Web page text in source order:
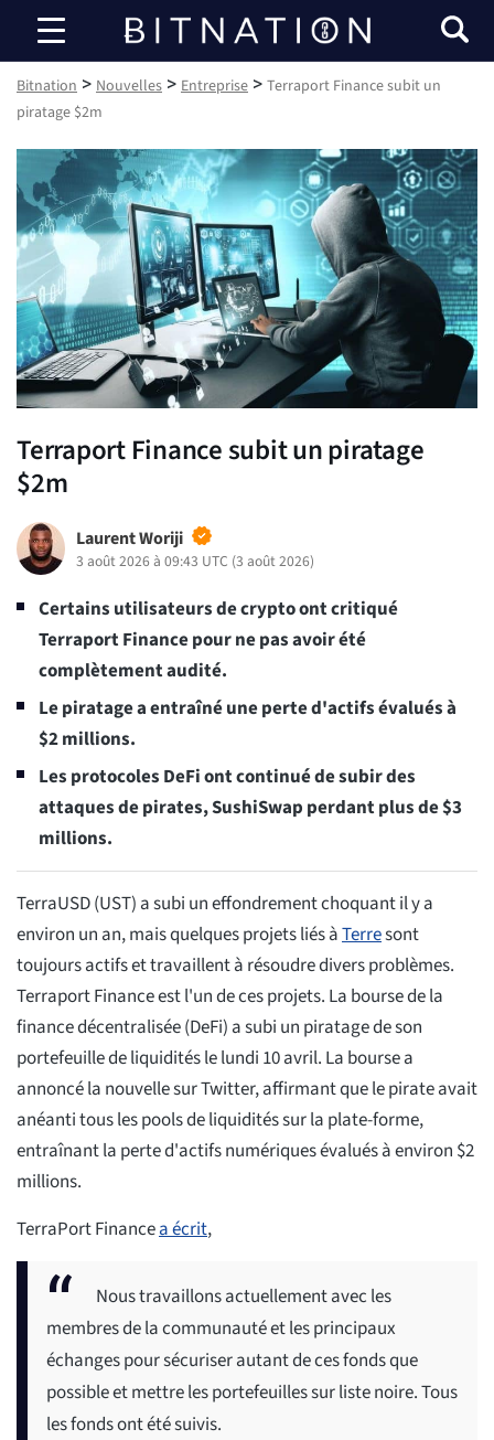
Bitnation
Bitnation > Nouvelles > Entreprise > Terraport Finance subit un
piratage $2m
Terraport Finance subit un piratage
$2m
Laurent Woriji
3 août 2026 à 09:43 UTC (3 août 2026)
Certains utilisateurs de crypto ont critiqué
Terraport Finance pour ne pas avoir été
complètement audité.
Le piratage a entraîné une perte d'actifs évalués à
$2 millions.
Les protocoles DeFi ont continué de subir des
attaques de pirates, SushiSwap perdant plus de $3
millions.
TerraUSD (UST) a subi un effondrement choquant il y a
environ un an, mais quelques projets liés àTerresont
toujours actifs et travaillent à résoudre divers problèmes.
Terraport Finance est l'un de ces projets. La bourse de la
finance décentralisée (DeFi) a subi un piratage de son
portefeuille de liquidités le lundi 10 avril. La bourse a
annoncé la nouvelle sur Twitter, affirmant que le pirate avait
anéanti tous les pools de liquidités sur la plate-forme,
entraînant la perte d'actifs numériques évalués à environ $2
millions.
TerraPort Financea écrit,
Nous travaillons actuellement avec les
membres de la communauté et les principaux
échanges pour sécuriser autant de ces fonds que
possible et mettre les portefeuilles sur liste noire. Tous
les fonds ont été suivis.